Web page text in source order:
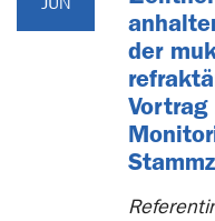
der